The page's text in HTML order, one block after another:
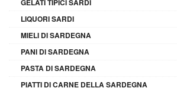
GELATI TIPICI SARDI
LIQUORI SARDI
MIELI DI SARDEGNA
PANI DI SARDEGNA
PASTA DI SARDEGNA
PIATTI DI CARNE DELLA SARDEGNA